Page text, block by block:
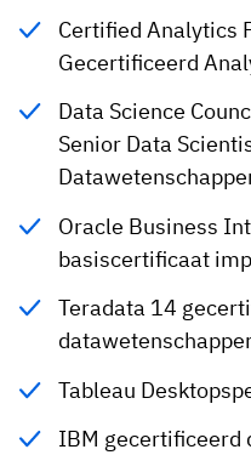
Certified Analytics
Gecertificeerd
Data Science
Senior Data
Oracle Business
basiscertificaat
Teradata 14
Tableau
IBM gecertificeerd